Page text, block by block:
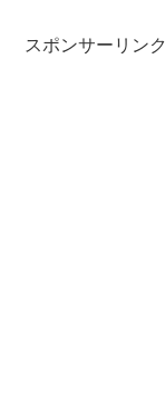
スポンサーリンク